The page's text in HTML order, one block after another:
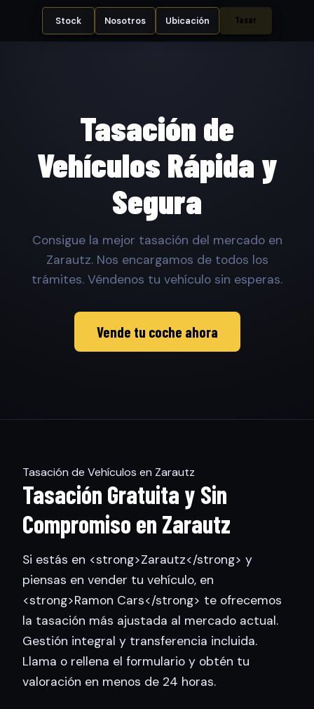
Stock Nosotros Ubicación Tasar
Tasación de
Vehículos Rápida y
Segura
Consigue la mejor tasación del mercado en
Zarautz. Nos encargamos de todos los
trámites. Véndenos tu vehículo sin esperas.
Vende tu coche ahora
Tasación de Vehículos en Zarautz
Tasación Gratuita y Sin
Compromiso en Zarautz
Si estás en <strong>Zarautz</strong> y
piensas en vender tu vehículo, en
<strong>Ramon Cars</strong> te ofrecemos
la tasación más ajustada al mercado actual.
Gestión integral y transferencia incluida.
Llama o rellena el formulario y obtén tu
valoración en menos de 24 horas.